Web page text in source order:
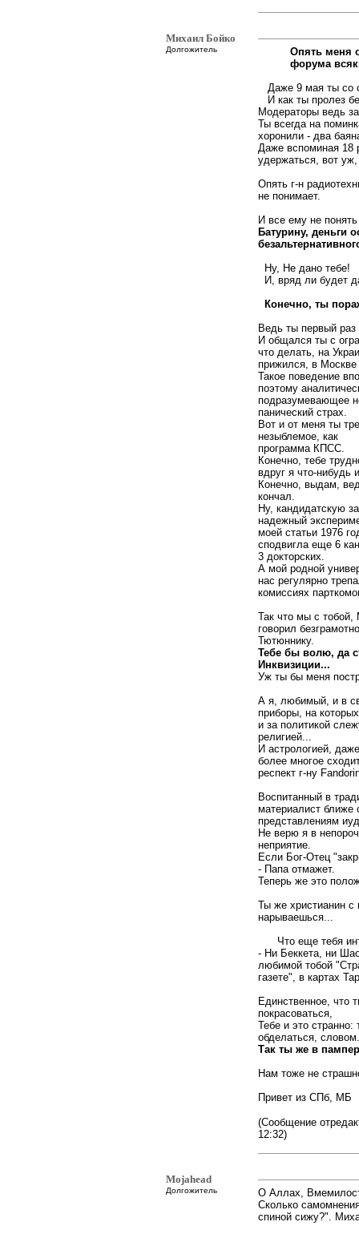
Михаил Бойко
Долгожитель
Опять меня
форума
Даже 9 мая ты со
И как ты пролез
Модераторы ведь
Ты всегда на
хоронили - два
Даже вспоминая 18
удержаться, вот
Опять г-н
не понимает.
И все ему не
Батурину, деньги
Ну, Не дано тебе!
И, вряд ли будет
Конечно, ты
Ведь ты первый
И общался ты с
что делать, на
прижился, в
Такое поведение
поэтому
подразумевающее
панический страх.
Вот и от меня ты
незыблемое, как
программа КПСС.
Конечно, тебе
вдруг я что-нибудь
Конечно, выдам,
кончал.
Ну, кандидатскую
надежный
моей статьи 1976
сподвигла еще 6
3 докторских.
А мой родной
нас регулярно
комиссиях
Так что мы с тобой,
говорил
Тютюннику.
Тебе бы волю, да
Инквизиции...
Уж ты бы меня
А я, любимый, и в
приборы, на
и за политикой
религией...
И астрологией,
более многое
респект г-ну
Воспитанный в
материалист ближе
представлениям
Не верю я в
неприятие.
Если Бог-Отец
- Папа отмажет.
Теперь же это
Ты же христианин с
нарываешься...
Что еще тебя
- Ни Беккета, ни
любимой тобой
газете", в картах
Единственное, что
покрасоваться,
Тебе и это
обделаться, словом.
Так ты же в
Нам тоже не
Привет из СПб, МБ
(Сообщение
12:32)
Mojahead
Долгожитель
О Аллах,
Сколько
спиной сижу?".